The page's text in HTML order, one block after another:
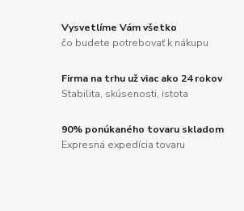
Vysvetlíme Vám všetko
čo budete potrebovať k nákupu
Firma na trhu už viac ako 24 rokov
Stabilita, skúsenosti, istota
90% ponúkaného tovaru skladom
Expresná expedícia tovaru